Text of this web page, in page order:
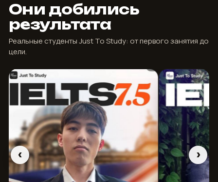
Они добились
результата
Реальные студенты Just To Study: от первого занятия до
цели.
‹ ›